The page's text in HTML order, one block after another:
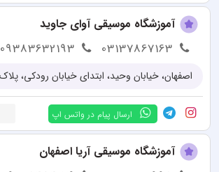
آموزشگاه موسیقی آوای جاوید
03137867163
09383632193
ارسال پیام در واتس اپ
آموزشگاه موسیقی آریا اصفهان